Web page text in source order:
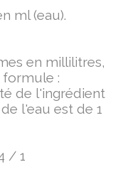
ml (eau).
en millilitres,
formule :
de l'ingrédient
l'eau est de 1
/ 1